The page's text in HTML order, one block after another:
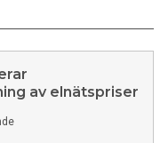
av elnätspriser